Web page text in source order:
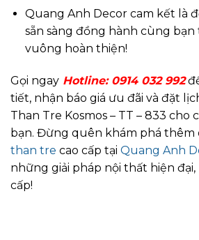
Quang Anh Decor cam kết là
sẵn sàng đồng hành cùng
vuông hoàn thiện!
Gọi ngay Hotline: 0914 032 992
tiết, nhận báo giá ưu đãi và đặt
Than Tre Kosmos – TT – 833 cho
bạn. Đừng quên khám phá thêm
than tre cao cấp tại Quang Anh
những giải pháp nội thất hiện
cấp!